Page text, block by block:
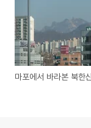
마포에서 바라본 북한